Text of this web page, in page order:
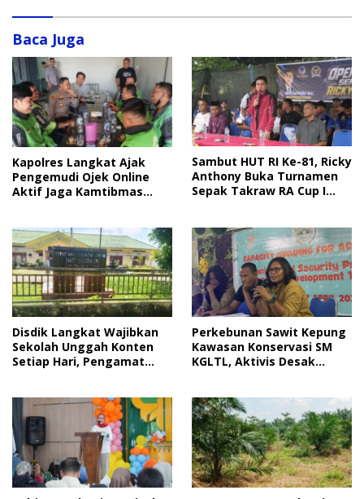
Baca Juga
Kapolres Langkat Ajak
Pengemudi Ojek Online
Aktif Jaga Kamtibmas
Sambut HUT RI Ke-81, Ricky
Anthony Buka Turnamen
Sepak Takraw RA Cup I
Disdik Langkat Wajibkan
Sekolah Unggah Konten
Setiap Hari, Pengamat
Perkebunan Sawit Kepung
Kawasan Konservasi SM
KGLTL, Aktivis Desak